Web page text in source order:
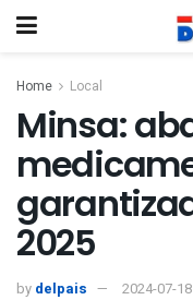
Home Local
Minsa:
2025
by delpais 2024-07-